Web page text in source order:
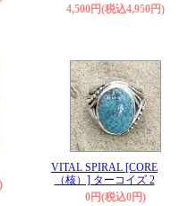
4,500円(税込4,950円)
VITAL SPIRAL [CORE
（核）] ターコイズ 2
0円(税込0円)